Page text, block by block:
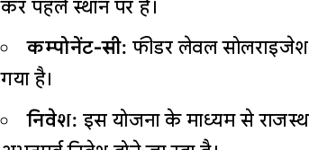
कर पहले स्थान पर है।
कम्पोनेंट-सी: फीडर लेवल
गया है।
निवेश: इस योजना के माध्यम से